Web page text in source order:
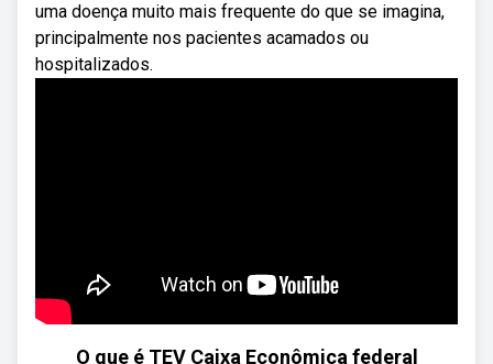
uma doença muito mais frequente do que se imagina,
principalmente nos pacientes acamados ou
hospitalizados.
O que é TEV Caixa Econômica federal